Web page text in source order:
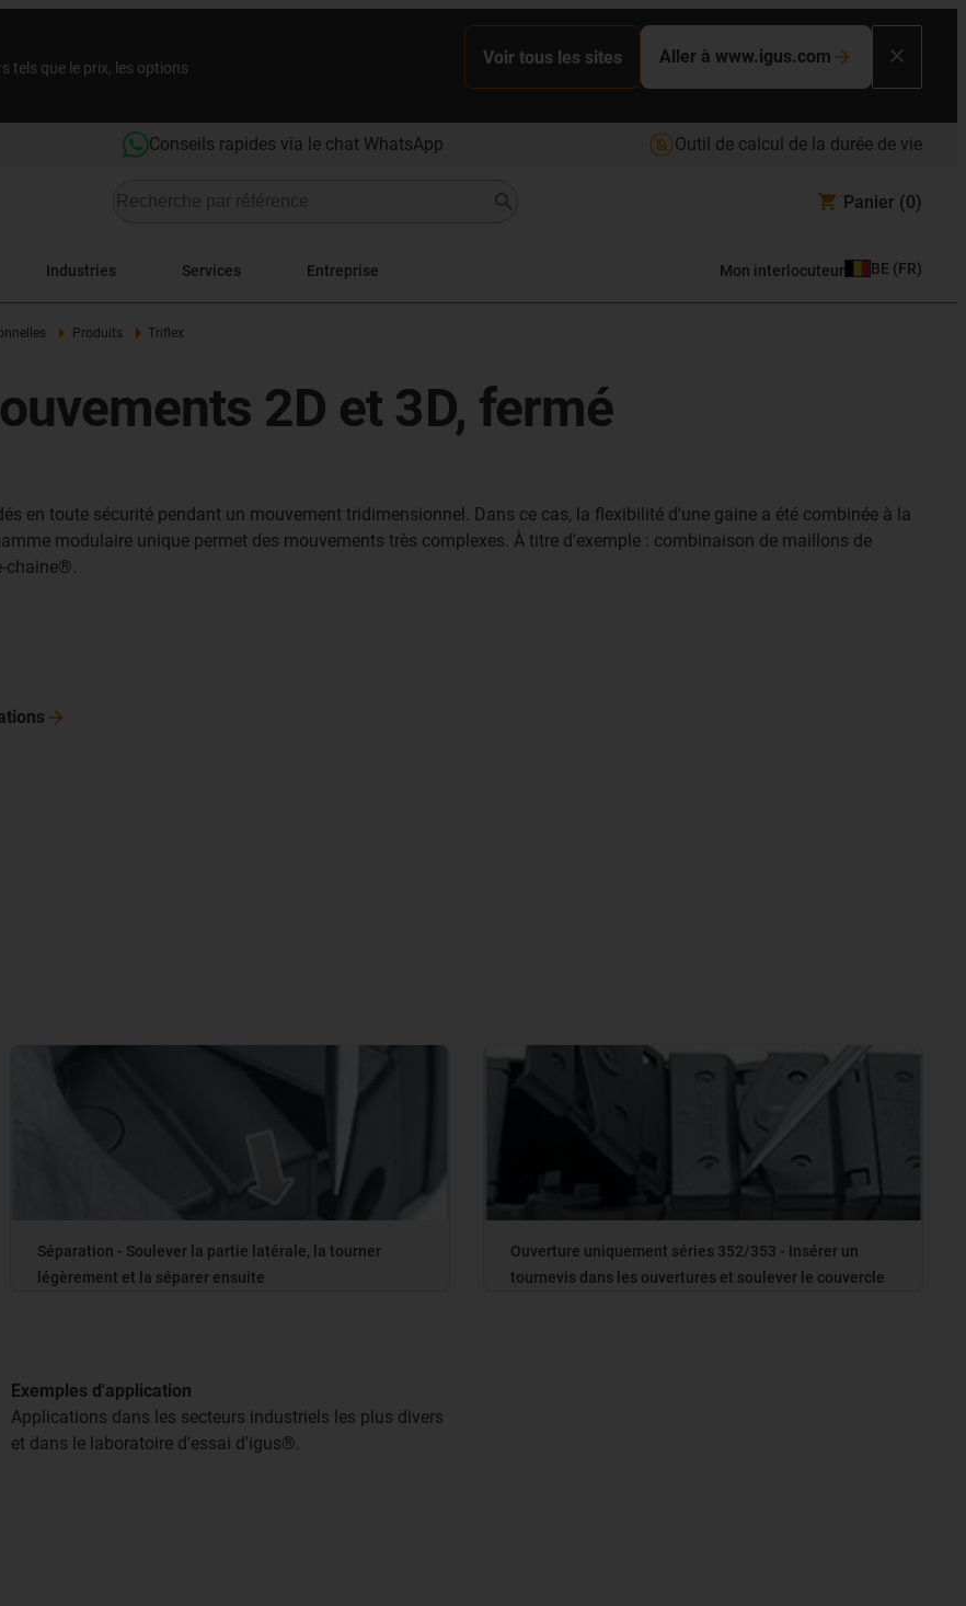
tels que le prix, les options
Voir tous les sites Aller à www.igus.com
Conseils rapides via le chat WhatsApp Outil de calcul de la durée de vie
Panier (0)
Industries Services Entreprise Mon interlocuteur BE (FR)
Produits Triflex
2D et 3D, fermé
en toute sécurité pendant un mouvement tridimensionnel. Dans ce cas, la flexibilité d'une gaine a été combinée à la
modulaire unique permet des mouvements très complexes. À titre d'exemple : combinaison de maillons de
chaine®.
Séparation - Soulever la partie latérale, la tourner
légèrement et la séparer ensuite
Ouverture uniquement séries 352/353 - Insérer un
tournevis dans les ouvertures et soulever le couvercle
Exemples d'application
Applications dans les secteurs industriels les plus divers
et dans le laboratoire d'essai d'igus®.